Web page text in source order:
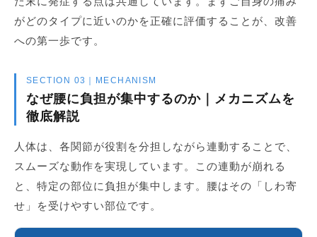
がどのタイプに近いのかを正確に評価することが、改善
への第一歩です。
SECTION 03｜MECHANISM
なぜ腰に負担が集中するのか｜メカニズムを
徹底解説
人体は、各関節が役割を分担しながら連動することで、
スムーズな動作を実現しています。この連動が崩れる
と、特定の部位に負担が集中します。腰はその「しわ寄
せ」を受けやすい部位です。